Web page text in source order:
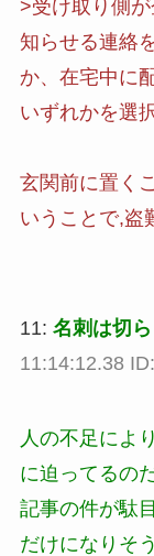
>受け取り側
知らせる連絡
か、在宅中に
いずれかを選
玄関前に置く
いうことで,盗
11: 名刺は切
11:14:12.38
人の不足によ
に迫ってるの
記事の件が駄
だけになりそ